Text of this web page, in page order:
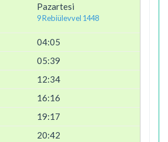
Pazartesi
9 Rebiülevvel 1448
04:05
05:39
12:34
16:16
19:17
20:42